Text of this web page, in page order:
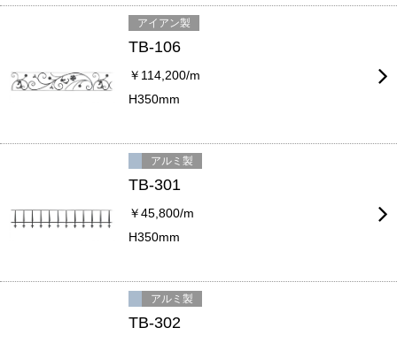
アイアン製
TB-106
￥114,200/m
H350mm
アルミ製
TB-301
￥45,800/m
H350mm
アルミ製
TB-302